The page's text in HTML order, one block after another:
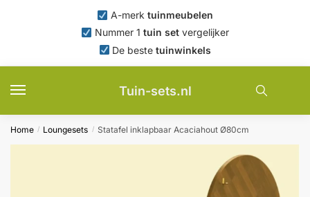
A-merk tuinmeubelen
Nummer 1 tuin set vergelijker
De bestetuinwinkels
Tuin-sets.nl
Home / Loungesets / Statafel inklapbaar Acaciahout Ø80cm